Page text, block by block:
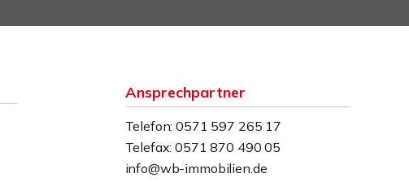
Ansprechpartner
Telefon: 0571 597 265 17
Telefax: 0571 870 490 05
info@wb-immobilien.de